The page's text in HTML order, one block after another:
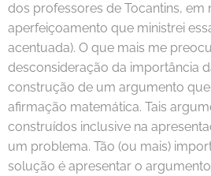
dos professores de Tocantins,
aperfeiçoamento que ministrei
acentuada). O que mais me
desconsideração da importância
construção de um argumento
afirmação matemática. Tais
construídos inclusive na
um problema. Tão (ou mais)
solução é apresentar o